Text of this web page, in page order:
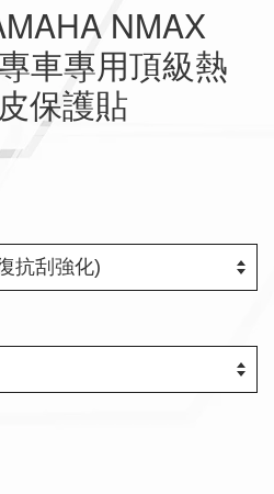
NMAX
車專用頂級熱
保護貼